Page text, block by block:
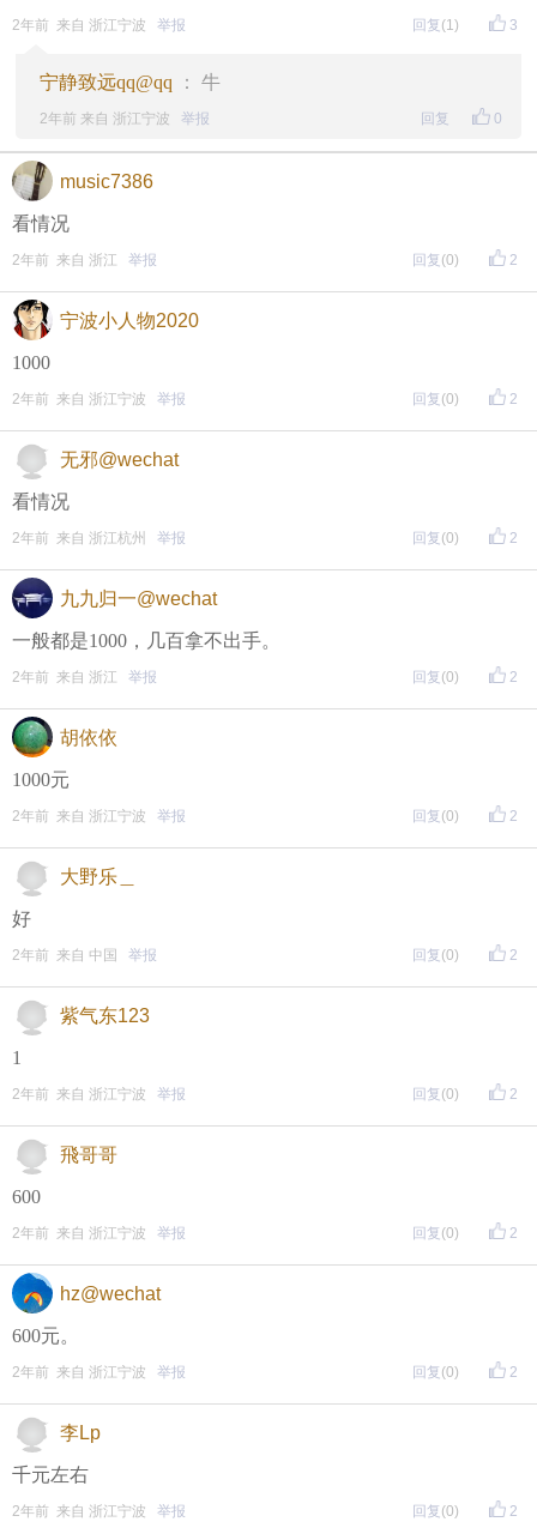
包。
• 参与方式
一、评论主题内容即可领取红包！
二、分享主题帖，阅读数达到5个即可领取红包！
（必须在手机客户端参与哦！请注意下方参与方式
）
方式一：iOS已经上线，请大家在苹果手机APP Store页
面搜索下载
方式二 ：安卓系统已经上线，请大家在安卓应用市场
东方热线APP新版本功能具体可参见【
全新上线！这些新功能你了解吗？
• 友情提醒
恶意灌水/答非所问，视为无效
未在规定时间内回复，视为无效
（重要的事情说三遍）
评论主题内容即可领取红包！
期待每晚8点，与您不见不散！
只能扫描加入（不能识别二维码加入哦），
3
2年前 来自 浙江宁波 举报 回复 (1)
宁静致远qq@qq ： 牛
0
2年前 来自 浙江宁波 举报 回复
music7386
看情况
2
2年前 来自 浙江 举报 回复 (0)
宁波小人物2020
1000
2
2年前 来自 浙江宁波 举报 回复 (0)
无邪@wechat
看情况
2
2年前 来自 浙江杭州 举报 回复 (0)
九九归一@wechat
一般都是1000，几百拿不出手。
2
2年前 来自 浙江 举报 回复 (0)
胡依依
1000元
2
2年前 来自 浙江宁波 举报 回复 (0)
大野乐＿
好
2
2年前 来自 中国 举报 回复 (0)
紫气东123
1
2
2年前 来自 浙江宁波 举报 回复 (0)
飛哥哥
600
2
2年前 来自 浙江宁波 举报 回复 (0)
hz@wechat
600元。
2
2年前 来自 浙江宁波 举报 回复 (0)
李Lp
千元左右
2
2年前 来自 浙江宁波 举报 回复 (0)